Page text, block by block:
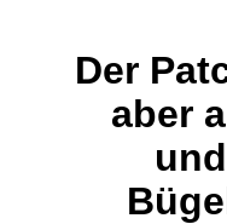
Der
aber